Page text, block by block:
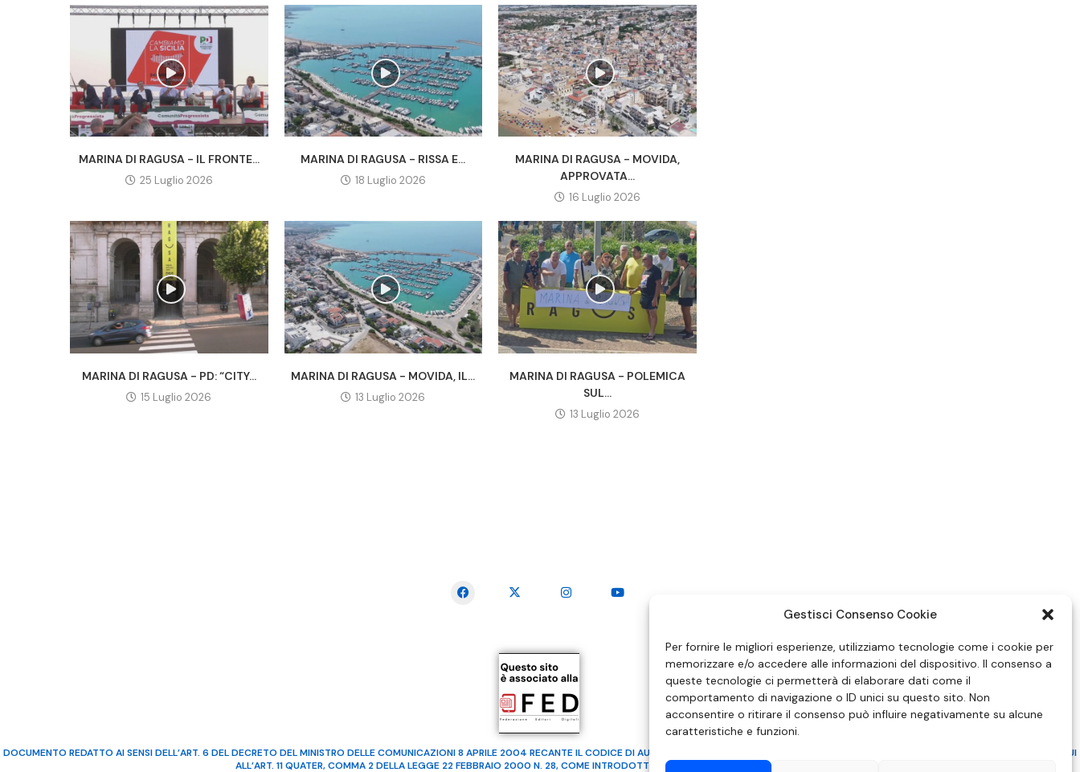
Gestisci Consenso Cookie
Per fornire le migliori esperienze, utilizziamo tecnologie come i cookie per
memorizzare e/o accedere alle informazioni del dispositivo. Il consenso a
queste tecnologie ci permetterà di elaborare dati come il
comportamento di navigazione o ID unici su questo sito. Non
acconsentire o ritirare il consenso può influire negativamente su alcune
caratteristiche e funzioni.
MARINA DI RAGUSA - IL FRONTE...
25 Luglio 2026
MARINA DI RAGUSA - RISSA E...
18 Luglio 2026
MARINA DI RAGUSA - MOVIDA,
APPROVATA...
16 Luglio 2026
MARINA DI RAGUSA - PD: “CITY...
15 Luglio 2026
MARINA DI RAGUSA - MOVIDA, IL...
13 Luglio 2026
MARINA DI RAGUSA - POLEMICA
SUL...
13 Luglio 2026
DOCUMENTO REDATTO AI SENSI DELL’ART. 6 DEL DECRETO DEL MINISTRO DELLE COMUNICAZIONI 8 APRILE 2004 RECANTE IL CODICE DI AUTOREGOLAMENTAZIONE IN MATERIA DI ATTUAZIONE DEL PRINCIPIO DEL PLURALISMO, DI CUI
ALL’ART. 11 QUATER, COMMA 2 DELLA LEGGE 22 FEBBRAIO 2000 N. 28, COME INTRODOTTO DALLA LEGGE 6 NOVEMBRE 2003, N. 313